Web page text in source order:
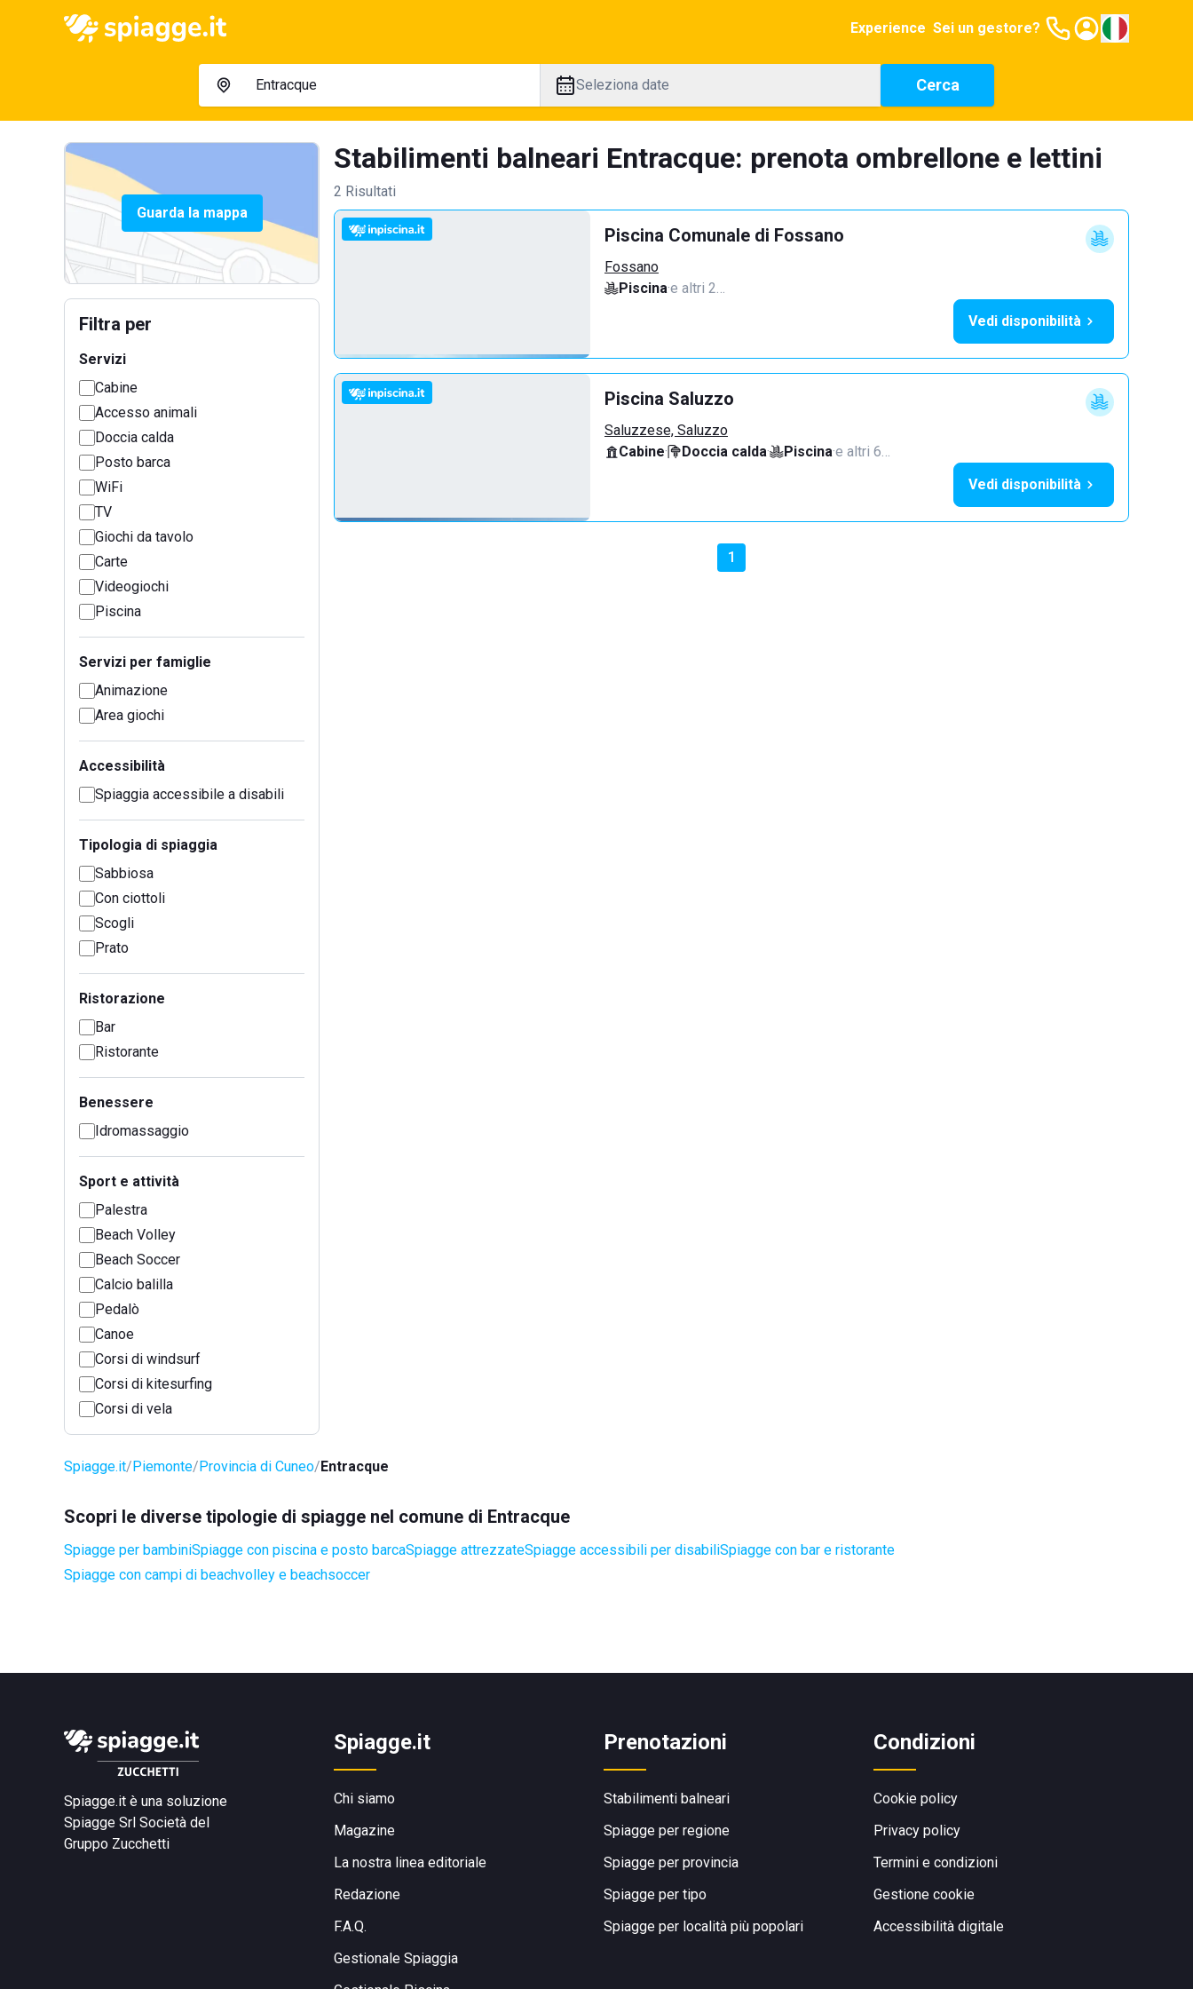
Experience Sei un gestore?
Seleziona date Cerca
Guarda la mappa
Filtra per
Servizi
Cabine
Accesso animali
Doccia calda
Posto barca
WiFi
TV
Giochi da tavolo
Carte
Videogiochi
Piscina
Servizi per famiglie
Animazione
Area giochi
Accessibilità
Spiaggia accessibile a disabili
Tipologia di spiaggia
Sabbiosa
Con ciottoli
Scogli
Prato
Ristorazione
Bar
Ristorante
Benessere
Idromassaggio
Sport e attività
Palestra
Beach Volley
Beach Soccer
Calcio balilla
Pedalò
Canoe
Corsi di windsurf
Corsi di kitesurfing
Corsi di vela
Stabilimenti balneari Entracque: prenota ombrellone e lettini
2 Risultati
Piscina Comunale di Fossano
Fossano
Piscina·e altri 2…
Vedi disponibilità
Piscina Saluzzo
Saluzzese, Saluzzo
Cabine· Doccia calda· Piscina·e altri 6…
Vedi disponibilità
1
Spiagge.it Piemonte Provincia di Cuneo Entracque
Scopri le diverse tipologie di spiagge nel comune di Entracque
Spiagge per bambiniSpiagge con piscina e posto barcaSpiagge attrezzateSpiagge accessibili per disabiliSpiagge con bar e ristorante
Spiagge con campi di beachvolley e beachsoccer
Spiagge.it è una soluzione
Spiagge Srl Società del
Gruppo Zucchetti
Spiagge.it
Chi siamo
Magazine
La nostra linea editoriale
Redazione
F.A.Q.
Gestionale Spiaggia
Prenotazioni
Stabilimenti balneari
Spiagge per regione
Spiagge per provincia
Spiagge per tipo
Spiagge per località più popolari
Condizioni
Cookie policy
Privacy policy
Termini e condizioni
Gestione cookie
Accessibilità digitale